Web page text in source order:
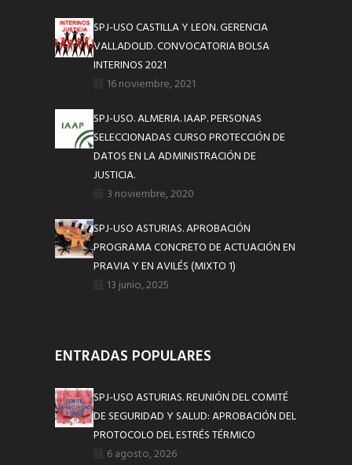
SPJ-USO CASTILLA Y LEON. GERENCIA
VALLADOLID. CONVOCATORIA BOLSA
INTERINOS 2021
16 noviembre, 2021
SPJ-USO. ALMERIA. IAAP. PERSONAS
SELECCIONADAS CURSO PROTECCIÓN DE
DATOS EN LA ADMINISTRACIÓN DE
JUSTICIA.
3 noviembre, 2020
SPJ-USO ASTURIAS. APROBACIÓN
PROGRAMA CONCRETO DE ACTUACIÓN EN
PRAVIA Y EN AVILÉS (MIXTO 1)
13 junio, 2025
ENTRADAS POPULARES
SPJ-USO ASTURIAS. REUNIÓN DEL COMITÉ
DE SEGURIDAD Y SALUD: APROBACIÓN DEL
PROTOCOLO DEL ESTRÉS TÉRMICO
6 agosto, 2026